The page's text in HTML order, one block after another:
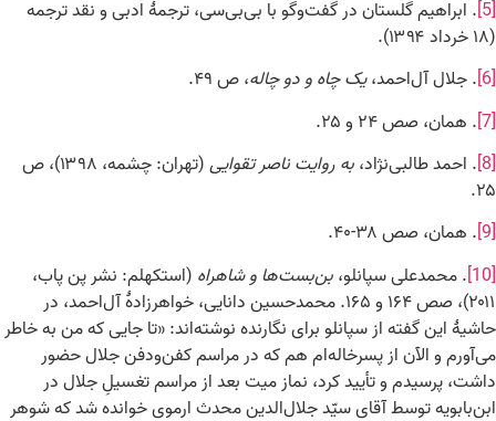
[5] . ابراهیم گلستان در گفت‌وگو با بی‌بی‌سی، ترجمهٔ ادبی و نقد ترجمه
(۱۸ خرداد ۱۳۹۴).
[6] . جلال آل‌احمد،یک چاه و دو چاله، ص ۴۹.
[7] . همان، صص ۲۴ و ۲۵.
[8] . احمد طالبی‌نژاد،به روایت ناصر تقوایی
(تهران: چشمه، ۱۳۹۸)، ص
۲۵.
[9] . همان، صص ۳۸-۴۰.
[10]
. محمدعلی سپانلو،بن‌بست‌ها و شاهراه (استکهلم: نشر پن پاب،
۲۰۱۱)، صص ۱۶۴ و ۱۶۵. محمدحسین دانایی، خواهرزادهٔ آل‌احمد، در
حاشیهٔ این گفته از سپانلو برای نگارنده نوشته‌اند: «تا جایی که من به خاطر
می‌آورم و الآن از پسرخاله‌ام هم که در مراسم کفن‌ودفن جلال حضور
داشت، پرسیدم و تأیید کرد، نماز میت بعد از مراسم تغسیلِ جلال در
ابن‌بابویه توسط آقای سیّد جلال‌الدین محدث ارموی خوانده شد که شوهر